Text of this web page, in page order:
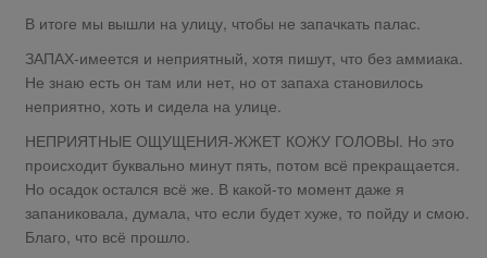
В итоге мы вышли на улицу, чтобы не запачкать палас.
ЗАПАХ-имеется и неприятный, хотя пишут, что без аммиака.
Не знаю есть он там или нет, но от запаха становилось
неприятно, хоть и сидела на улице.
НЕПРИЯТНЫЕ ОЩУЩЕНИЯ-ЖЖЕТ КОЖУ ГОЛОВЫ. Но это
происходит буквально минут пять, потом всё прекращается.
Но осадок остался всё же. В какой-то момент даже я
запаниковала, думала, что если будет хуже, то пойду и смою.
Благо, что всё прошло.